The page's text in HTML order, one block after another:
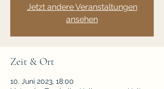
Jetzt andere Veranstaltungen
ansehen
Zeit & Ort
10. Juni 2023, 18:00